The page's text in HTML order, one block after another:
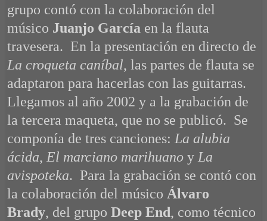
grupo contó con la colaboración del
músico Juanjo García en la flauta
travesera. En la presentación en directo de
La croqueta caníbal, las partes de flauta se
adaptaron para hacerlas con las guitarras.
Llegamos al año 2002 y a la grabación de
la tercera maqueta, que no se publicó. Se
componía de tres canciones: La alubia
ácida, El marciano marihuano y La
avispoteka. Para la grabación se contó con
la colaboración del músico Álvaro
Brady, del grupo Deep End, como técnico